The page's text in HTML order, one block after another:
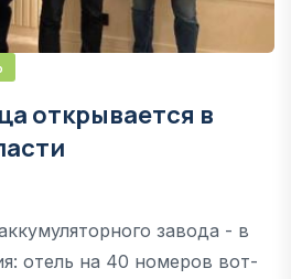
открывается в
завода - в
отель на 40 номеров вот-